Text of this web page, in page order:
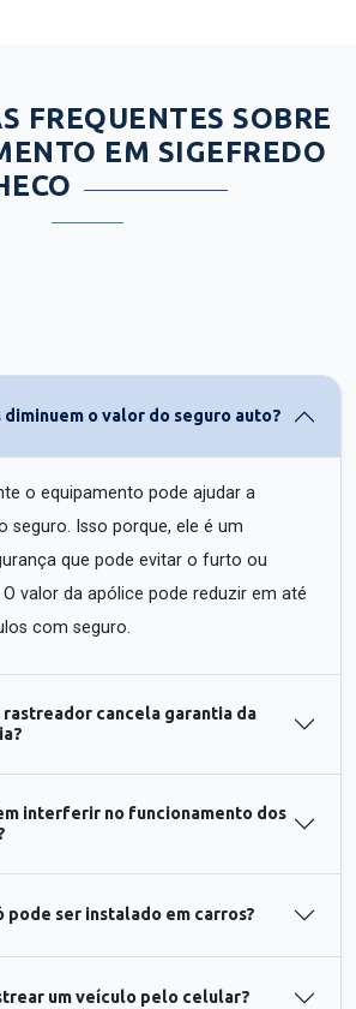
FREQUENTES SOBRE
EM SIGEFREDO
o valor do seguro auto?
o equipamento pode ajudar a
seguro. Isso porque, ele é um
que pode evitar o furto ou
valor da apólice pode reduzir em até
com seguro.
rastreador cancela garantia da
interferir no funcionamento dos
pode ser instalado em carros?
um veículo pelo celular?